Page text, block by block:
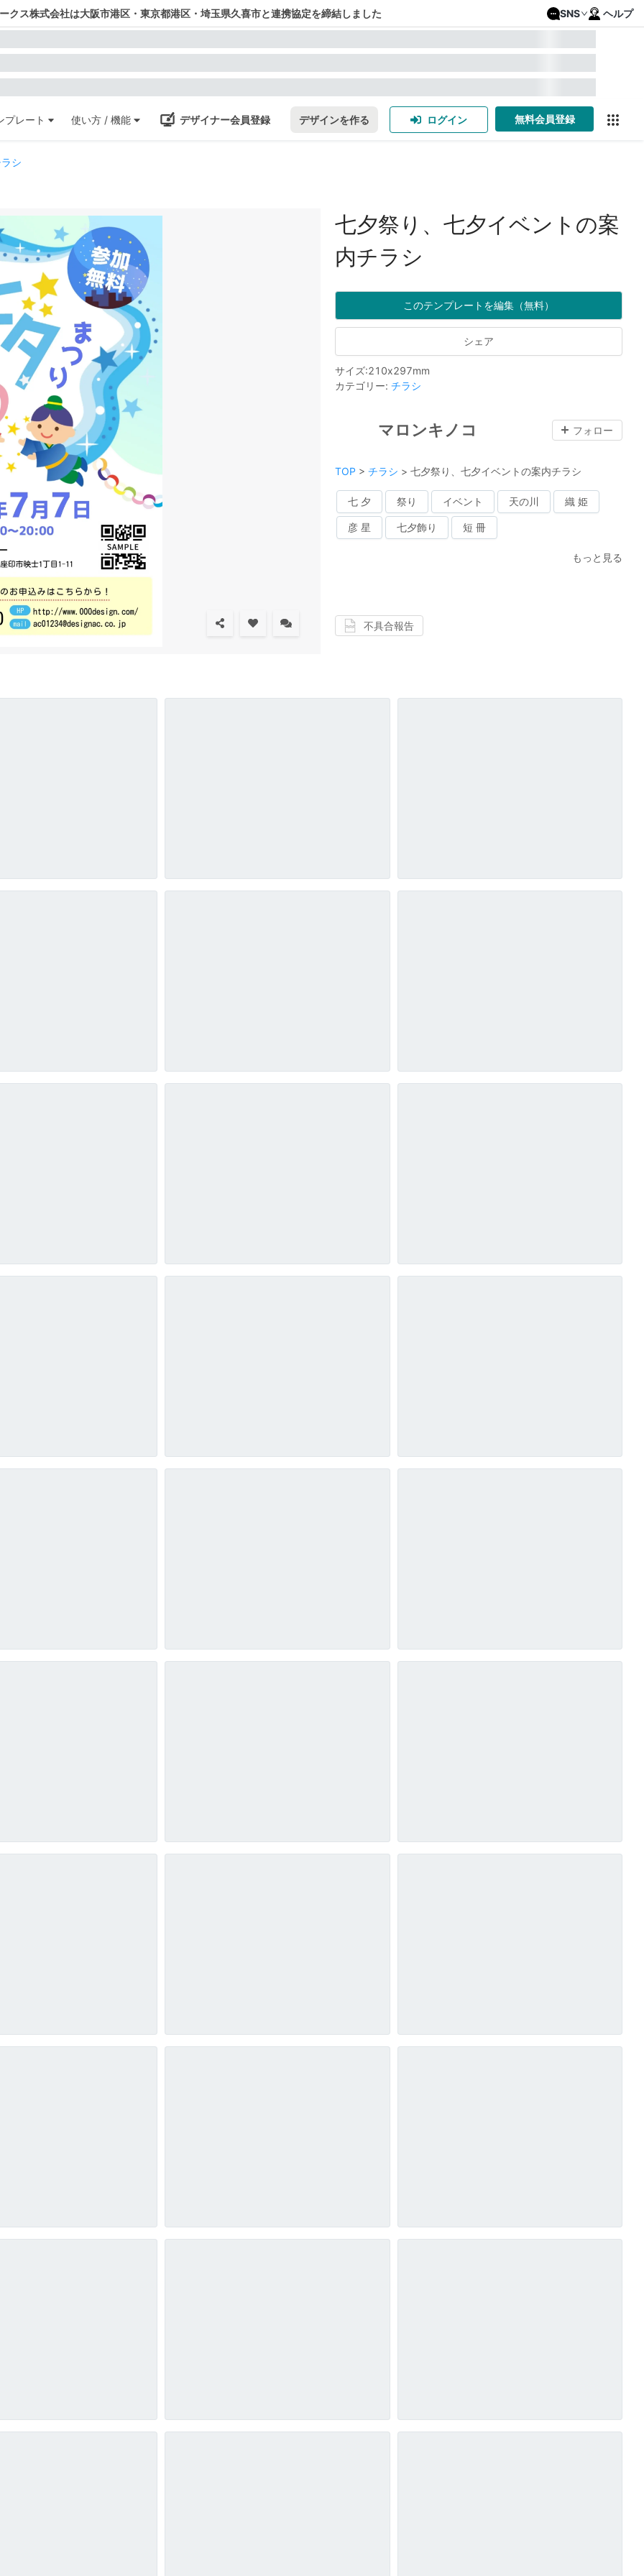
クス株式会社は大阪市港区・東京都港区・埼玉県久喜市と連携協定を締結しました SNS ヘルプ
プレート 使い方 / 機能 デザイナー会員登録 デザインを作る ログイン 無料会員登録
シ
七夕祭り、七夕イベントの案
内チラシ
このテンプレートを編集（無料）
シェア
サイズ:210x297mm
カテゴリー: チラシ
マロンキノコ フォロー
TOP > チラシ > 七夕祭り、七夕イベントの案内チラシ
七 夕 祭り イベント 天の川 織 姫
彦 星 七夕飾り 短 冊
もっと見る
不具合報告